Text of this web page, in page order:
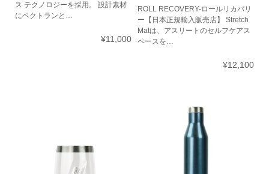
ス テクノロジーを採用。 設計素材
にベクトランと…
¥11,000
ROLL RECOVERY-ロールリカバリ
ー【日本正規輸入販売店】 Stretch
Matは、アスリートのセルフケアス
ペースを…
¥12,100